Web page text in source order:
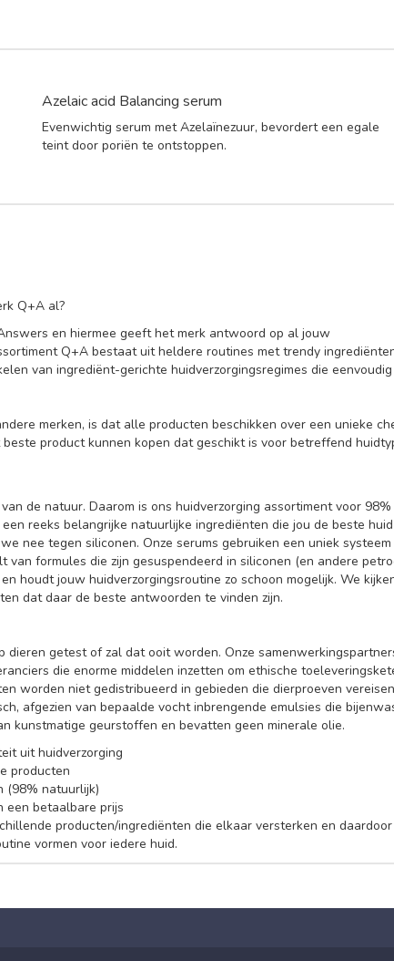
Azelaic acid Balancing serum
Evenwichtig serum met Azelaïnezuur, bevordert een egale
teint door poriën te ontstoppen.
Q+A al?
en hiermee geeft het merk antwoord op al jouw
Q+A bestaat uit heldere routines met trendy
van ingrediënt-gerichte huidverzorgingsregimes die
merken, is dat alle producten beschikken over een unieke
product kunnen kopen dat geschikt is voor betreffend
de natuur. Daarom is ons huidverzorging assortiment voor
reeks belangrijke natuurlijke ingrediënten die jou de beste
nee tegen siliconen. Onze serums gebruiken een uniek systeem
van formules die zijn gesuspendeerd in siliconen (en andere
houdt jouw huidverzorgingsroutine zo schoon mogelijk. We
dat daar de beste antwoorden te vinden zijn.
dieren getest of zal dat ooit worden. Onze
die enorme middelen inzetten om ethische
worden niet gedistribueerd in gebieden die dierproeven
afgezien van bepaalde vocht inbrengende emulsies die
kunstmatige geurstoffen en bevatten geen minerale olie.
uit huidverzorging
producten
(98% natuurlijk)
een betaalbare prijs
producten/ingrediënten die elkaar versterken en
vormen voor iedere huid.